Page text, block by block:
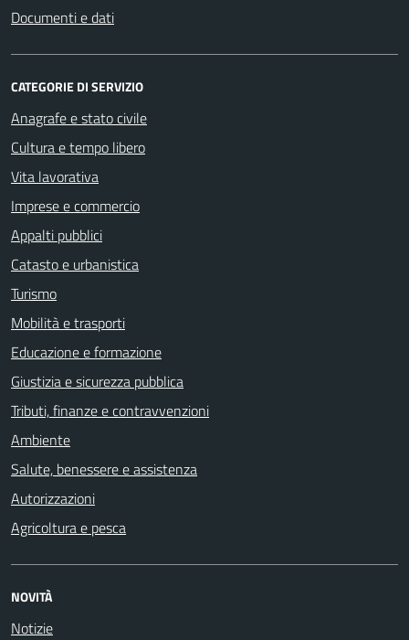
Documenti e dati
CATEGORIE DI SERVIZIO
Anagrafe e stato civile
Cultura e tempo libero
Vita lavorativa
Imprese e commercio
Appalti pubblici
Catasto e urbanistica
Turismo
Mobilità e trasporti
Educazione e formazione
Giustizia e sicurezza pubblica
Tributi, finanze e contravvenzioni
Ambiente
Salute, benessere e assistenza
Autorizzazioni
Agricoltura e pesca
NOVITÀ
Notizie